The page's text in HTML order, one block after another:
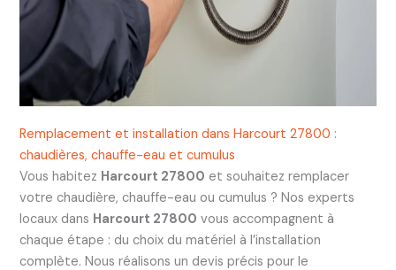
Remplacement et installation dans Harcourt 27800 :
chaudières, chauffe-eau et cumulus
Vous habitez Harcourt 27800 et souhaitez remplacer
votre chaudière, chauffe-eau ou cumulus ? Nos experts
locaux dans Harcourt 27800 vous accompagnent à
chaque étape : du choix du matériel à l’installation
complète. Nous réalisons un devis précis pour le